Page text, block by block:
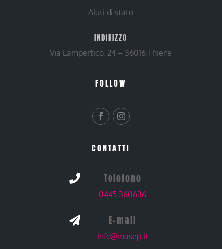
Aiuti di stato
INDIRIZZO
Via Lampertico, 24 – 36016 Thiene
FOLLOW
CONTATTI
 Telefono
0445 360636
 E-mail
info@masep.it